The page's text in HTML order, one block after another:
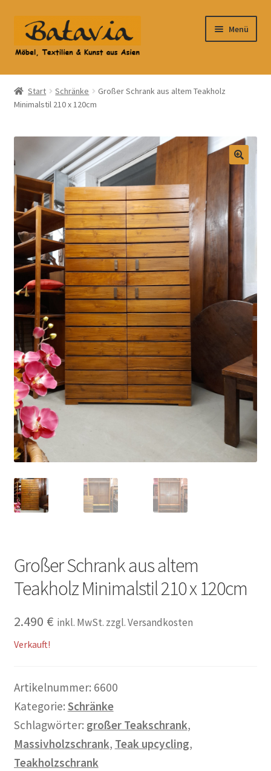
Zur
Navigation
springen
Zum
Inhalt
springen
Menü
Start
Accessoires
AGB
Anfahrt
Datenschutzbelehrung
Datenschutzerklärung
Heimtextilien
Impressum
Kasse
Kolonialmöbel
Kontakt
Mein Konto
Shop
Versandarten
Warenkorb
Widerrufsbelehrung
Wohnzimmertisch mit Stühlen
Start Schränke
Großer Schrank aus altem Teakholz
Minimalstil 210 x 120cm
Großer Schrank aus altem
Teakholz Minimalstil 210 x 120cm
2.490 € inkl. MwSt. zzgl. Versandkosten
Verkauft!
Artikelnummer: 6600
Kategorie: Schränke
Schlagwörter: großer Teakschrank,
Massivholzschrank, Teak upcycling,
Teakholzschrank